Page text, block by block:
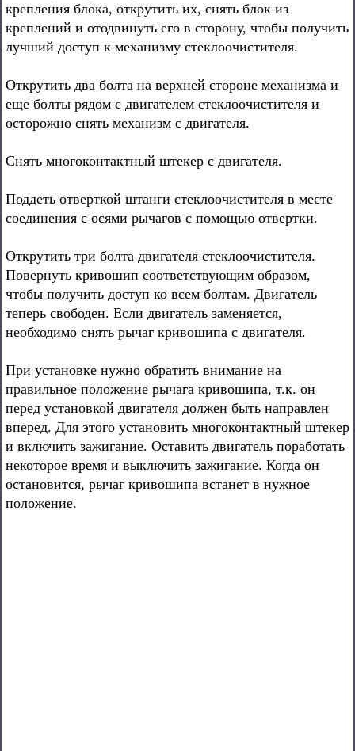
крепления блока, открутить их, снять блок из
креплений и отодвинуть его в сторону, чтобы получить
лучший доступ к механизму стеклоочистителя.
Открутить два болта на верхней стороне механизма и
еще болты рядом с двигателем стеклоочистителя и
осторожно снять механизм с двигателя.
Снять многоконтактный штекер с двигателя.
Поддеть отверткой штанги стеклоочистителя в месте
соединения с осями рычагов с помощью отвертки.
Открутить три болта двигателя стеклоочистителя.
Повернуть кривошип соответствующим образом,
чтобы получить доступ ко всем болтам. Двигатель
теперь свободен. Если двигатель заменяется,
необходимо снять рычаг кривошипа с двигателя.
При установке нужно обратить внимание на
правильное положение рычага кривошипа, т.к. он
перед установкой двигателя должен быть направлен
вперед. Для этого установить многоконтактный штекер
и включить зажигание. Оставить двигатель поработать
некоторое время и выключить зажигание. Когда он
остановится, рычаг кривошипа встанет в нужное
положение.